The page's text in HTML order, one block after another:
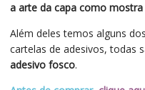
a arte da capa como
Além deles temos alguns
cartelas de adesivos, todas
adesivo fosco.